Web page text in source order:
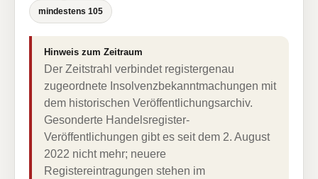
mindestens 105
Hinweis zum Zeitraum
Der Zeitstrahl verbindet registergenau
zugeordnete Insolvenzbekanntmachungen mit
dem historischen Veröffentlichungsarchiv.
Gesonderte Handelsregister-
Veröffentlichungen gibt es seit dem 2. August
2022 nicht mehr; neuere
Registereintragungen stehen im